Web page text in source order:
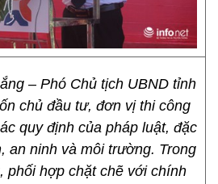
– Phó Chủ tịch UBND tỉnh
chủ đầu tư, đơn vị thi công
quy định của pháp luật, đặc
an ninh và môi trường. Trong
phối hợp chặt chẽ với chính